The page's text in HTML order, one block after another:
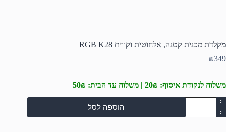
מקלדת מכנית קטנה, אלחוטית וקווית RGB K28
₪349
משלוח לנקודת איסוף: 20₪ | משלוח עד הבית: 50₪
כמות
של
מקלדת
הוספה לסל